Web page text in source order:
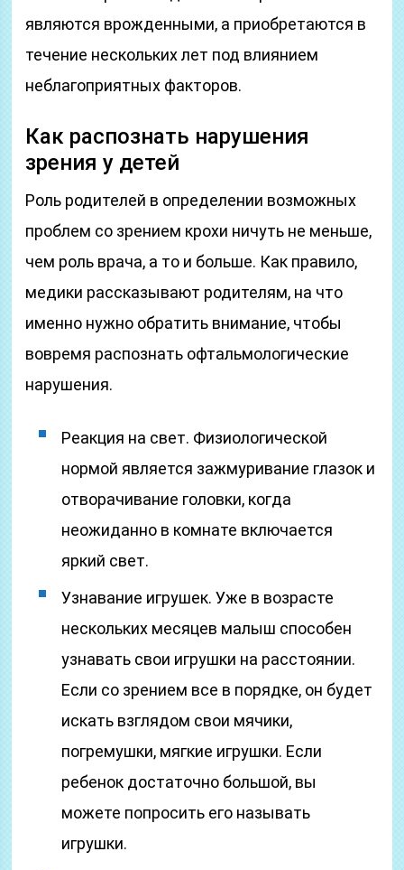
являются врожденными, а приобретаются в
течение нескольких лет под влиянием
неблагоприятных факторов.
Как распознать нарушения
зрения у детей
Роль родителей в определении возможных
проблем со зрением крохи ничуть не меньше,
чем роль врача, а то и больше. Как правило,
медики рассказывают родителям, на что
именно нужно обратить внимание, чтобы
вовремя распознать офтальмологические
нарушения.
Реакция на свет. Физиологической
нормой является зажмуривание глазок и
отворачивание головки, когда
неожиданно в комнате включается
яркий свет.
Узнавание игрушек. Уже в возрасте
нескольких месяцев малыш способен
узнавать свои игрушки на расстоянии.
Если со зрением все в порядке, он будет
искать взглядом свои мячики,
погремушки, мягкие игрушки. Если
ребенок достаточно большой, вы
можете попросить его называть
игрушки.